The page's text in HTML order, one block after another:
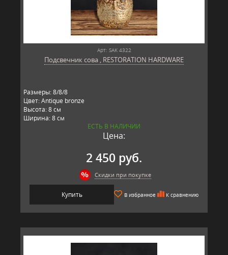
Арт: SAK 4322
Подсвечник сова , RESTORATION HARDWARE
Размеры: 8/8/8
Цвет: Antique bronze
Высота: 8 см
Ширина: 8 см
ЕСТЬ В НАЛИЧИИ
Цена:
2 450 руб.
Скидки при покупке
Купить В избранное К сравнению